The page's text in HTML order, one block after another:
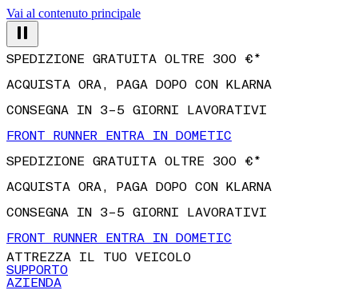
Vai al contenuto principale
SPEDIZIONE GRATUITA OLTRE 300 €*
ACQUISTA ORA, PAGA DOPO CON KLARNA
CONSEGNA IN 3–5 GIORNI LAVORATIVI
FRONT RUNNER ENTRA IN DOMETIC
SPEDIZIONE GRATUITA OLTRE 300 €*
ACQUISTA ORA, PAGA DOPO CON KLARNA
CONSEGNA IN 3–5 GIORNI LAVORATIVI
FRONT RUNNER ENTRA IN DOMETIC
ATTREZZA IL TUO VEICOLO
SUPPORTO
AZIENDA